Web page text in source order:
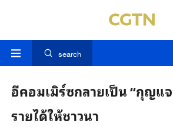
search
อีคอมเมิร์ซกลายเป็น “กุญแ
รายได้ให้ชาวนา